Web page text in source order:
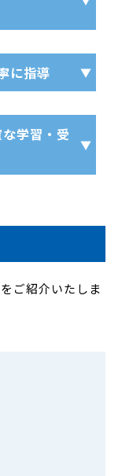
に指導
学習・受
ご紹介いたしま